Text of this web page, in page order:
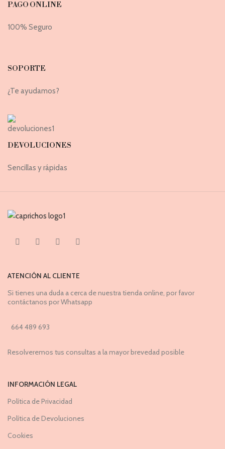
PAGO ONLINE
100% Seguro
SOPORTE
¿Te ayudamos?
DEVOLUCIONES
Sencillas y rápidas
ATENCIÓN AL CLIENTE
Si tienes una duda a cerca de nuestra tienda online, por favor
contáctanos por Whatsapp
664 489 693
Resolveremos tus consultas a la mayor brevedad posible
INFORMACIÓN LEGAL
Política de Privacidad
Política de Devoluciones
Cookies